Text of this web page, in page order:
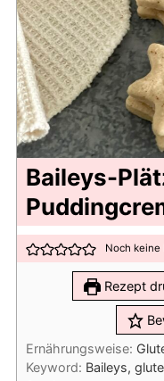
Baileys-
Noch keine
Rezept
Ernährungsweise:
Keyword: Baileys,